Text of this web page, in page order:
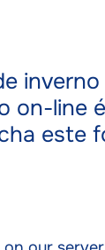
on-line
este